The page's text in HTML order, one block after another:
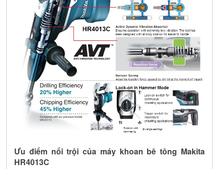
Ưu điểm nổi trội của máy khoan bê tông Makita
HR4013C